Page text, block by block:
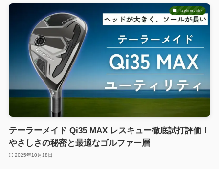
Taylormade
テーラーメイド Qi35 MAX レスキュー徹底試打評価！
やさしさの秘密と最適なゴルファー層
2025年10月18日